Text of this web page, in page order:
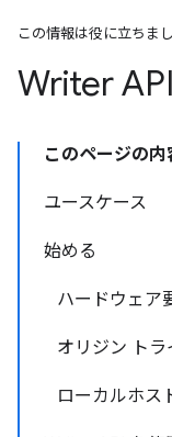
この情報は役に立ちま
Writer API
このページの内
ユースケース
始める
ハードウェア
オリジン ト
ローカルホス